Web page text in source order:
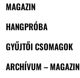
MAGAZIN
HANGPRÓBA
GYŰJTŐI CSOMAGOK
ARCHÍVUM – MAGAZIN